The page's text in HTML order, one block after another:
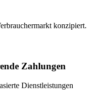
konzipiert.
Zahlungen
Dienstleistungen